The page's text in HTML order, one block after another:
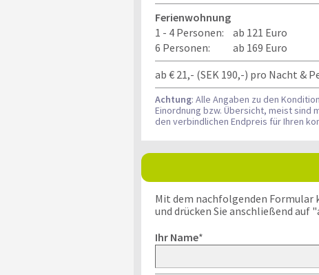
Ferienwohnung
1 - 4 Personen:
ab 121 Euro
6 Personen:
ab 169 Euro
ab € 21,- (SEK 190,-) pro Nacht &
Achtung: Alle Angaben zu den
Einordnung bzw. Übersicht, meist sind
den verbindlichen Endpreis für Ihren
Mit dem nachfolgenden Formular
und drücken Sie anschließend
Ihr Name*